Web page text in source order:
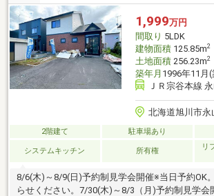
1,999万円
間取り 5LDK
建物面積125.85m2
土地面積256.23m2
築年月 1996年11月
ＪＲ宗谷本線
北海道旭川市永
2階建て 駐車場あり
システムキッチン 所有権
リ
8/6(木)～8/9(日)予約制見学会開催※当日予約OK
らせください。7/30(木)～8/3（月)予約制見学会